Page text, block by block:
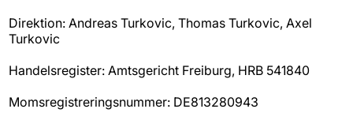
Direktion: Andreas Turkovic, Thomas Turkovic, Axel
Turkovic
Handelsregister: Amtsgericht Freiburg, HRB 541840
Momsregistreringsnummer: DE813280943